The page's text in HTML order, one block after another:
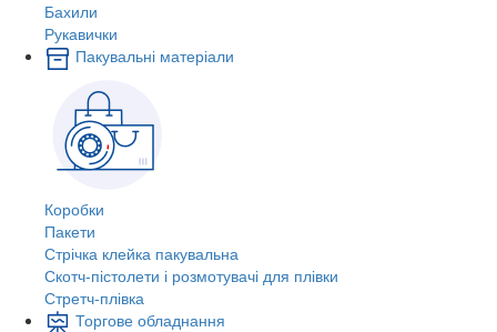
Бахили
Рукавички
Пакувальні матеріали
Коробки
Пакети
Стрічка клейка пакувальна
Скотч-пістолети і розмотувачі для плівки
Стретч-плівка
Торгове обладнання